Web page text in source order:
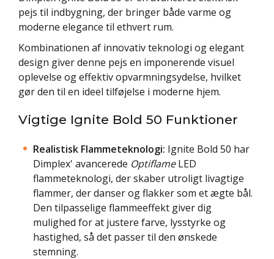
pejs til indbygning, der bringer både varme og
moderne elegance til ethvert rum.
Kombinationen af innovativ teknologi og elegant
design giver denne pejs en imponerende visuel
oplevelse og effektiv opvarmningsydelse, hvilket
gør den til en ideel tilføjelse i moderne hjem.
Vigtige Ignite Bold 50 Funktioner
Realistisk Flammeteknologi: Ignite Bold 50 har
Dimplex' avancerede OptiflameLED
flammeteknologi, der skaber utroligt livagtige
flammer, der danser og flakker som et ægte bål.
Den tilpasselige flammeeffekt giver dig
mulighed for at justere farve, lysstyrke og
hastighed, så det passer til den ønskede
stemning.